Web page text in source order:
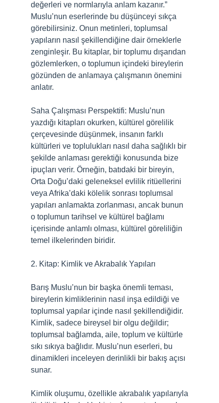
değerleri ve normlarıyla anlam kazanır.”
Muslu’nun eserlerinde bu düşünceyi sıkça
görebilirsiniz. Onun metinleri, toplumsal
yapıların nasıl şekillendiğine dair örneklerle
zenginleşir. Bu kitaplar, bir toplumu dışarıdan
gözlemlerken, o toplumun içindeki bireylerin
gözünden de anlamaya çalışmanın önemini
anlatır.
Saha Çalışması Perspektifi: Muslu’nun
yazdığı kitapları okurken, kültürel görelilik
çerçevesinde düşünmek, insanın farklı
kültürleri ve toplulukları nasıl daha sağlıklı bir
şekilde anlaması gerektiği konusunda bize
ipuçları verir. Örneğin, batıdaki bir bireyin,
Orta Doğu’daki geleneksel evlilik ritüellerini
veya Afrika’daki kölelik sonrası toplumsal
yapıları anlamakta zorlanması, ancak bunun
o toplumun tarihsel ve kültürel bağlamı
içerisinde anlamlı olması, kültürel göreliliğin
temel ilkelerinden biridir.
2. Kitap: Kimlik ve Akrabalık Yapıları
Barış Muslu’nun bir başka önemli teması,
bireylerin kimliklerinin nasıl inşa edildiği ve
toplumsal yapılar içinde nasıl şekillendiğidir.
Kimlik, sadece bireysel bir olgu değildir;
toplumsal bağlamda, aile, toplum ve kültürle
sıkı sıkıya bağlıdır. Muslu’nun eserleri, bu
dinamikleri inceleyen derinlikli bir bakış açısı
sunar.
Kimlik oluşumu, özellikle akrabalık yapılarıyla